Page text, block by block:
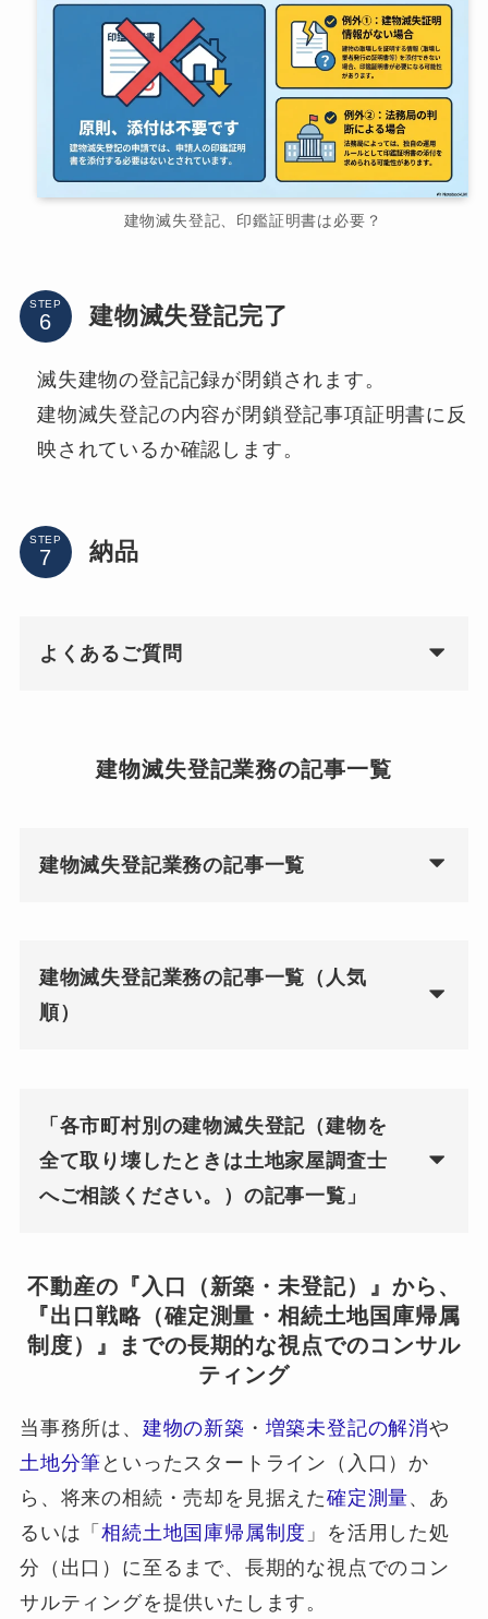
建物滅失登記、印鑑証明書は必要？
STEP 建物滅失登記完了
滅失建物の登記記録が閉鎖されます。
建物滅失登記の内容が閉鎖登記事項証明書に反
映されているか確認します。
STEP 納品
よくあるご質問
建物滅失登記業務の記事一覧
建物滅失登記業務の記事一覧
建物滅失登記業務の記事一覧（人気
順）
「各市町村別の建物滅失登記（建物を
全て取り壊したときは土地家屋調査士
へご相談ください。）の記事一覧」
不動産の『入口（新築・未登記）』から、
『出口戦略（確定測量・相続土地国庫帰属
制度）』までの長期的な視点でのコンサル
ティング
当事務所は、 建物の新築 ・ 増築未登記の解消や
土地分筆 といったスタートライン（入口）か
ら、将来の相続・売却を見据えた確定測量、あ
るいは「相続土地国庫帰属制度 」を活用した処
分（出口）に至るまで、長期的な視点でのコン
サルティングを提供いたします。